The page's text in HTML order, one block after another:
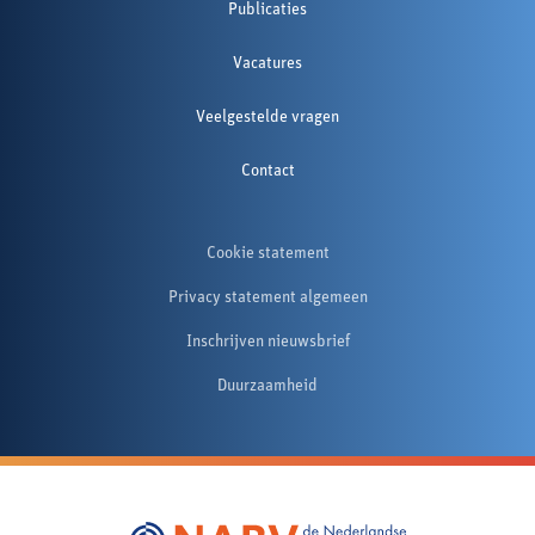
Publicaties
Vacatures
Veelgestelde vragen
Contact
Cookie statement
Privacy statement algemeen
Inschrijven nieuwsbrief
Duurzaamheid